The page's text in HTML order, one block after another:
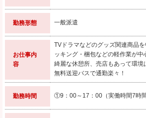
勤務形態 一般派遣
お仕事内
容
TVドラマなどのグッズ関連商品
ッキング・梱包などの軽作業が中
綺麗な休憩所、売店もあって環境
無料送迎バスで通勤楽々！
勤務時間 ①9：00～17：00（実働時間7時間